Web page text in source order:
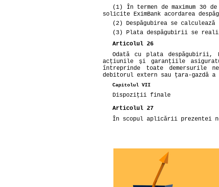
(1) În termen de maximum
solicite EximBank acordarea
(2) Despăgubirea se
(3) Plata despăgubirii se
Articolul 26
Odată cu plata despăgubirii,
acţiunile şi garanţiile
întreprinde toate demersurile
debitorul extern sau ţara-gazdă
Capitolul VII
Dispoziţii finale
Articolul 27
În scopul aplicării prezentei